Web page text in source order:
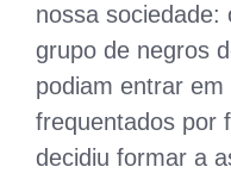
nossa sociedade:
grupo de negros
podiam entrar
frequentados por
decidiu formar a